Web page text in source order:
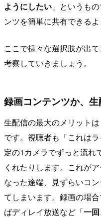
ようにしたい 」というも
ンツを簡単に共有できる
ここで様々な選択肢が出
考察していきましょう。
録画コンテンツか、
生配信の最大のメリット
です。視聴者も「これは
定の1カメラでずっと流れ
くれたりします。これが
なった途端、見ずらいコ
てしまいます。録画の場
ばディレイ放送など「一